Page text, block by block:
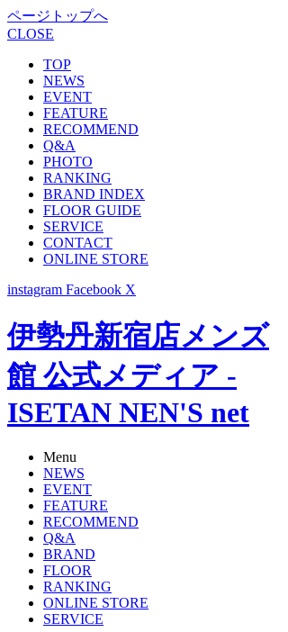
ページトップへ
CLOSE
TOP
NEWS
EVENT
FEATURE
RECOMMEND
Q&A
PHOTO
RANKING
BRAND INDEX
FLOOR GUIDE
SERVICE
CONTACT
ONLINE STORE
instagram Facebook X
伊勢丹新宿店メンズ
館 公式メディア -
ISETAN NEN'S net
Menu
NEWS
EVENT
FEATURE
RECOMMEND
Q&A
BRAND
FLOOR
RANKING
ONLINE STORE
SERVICE